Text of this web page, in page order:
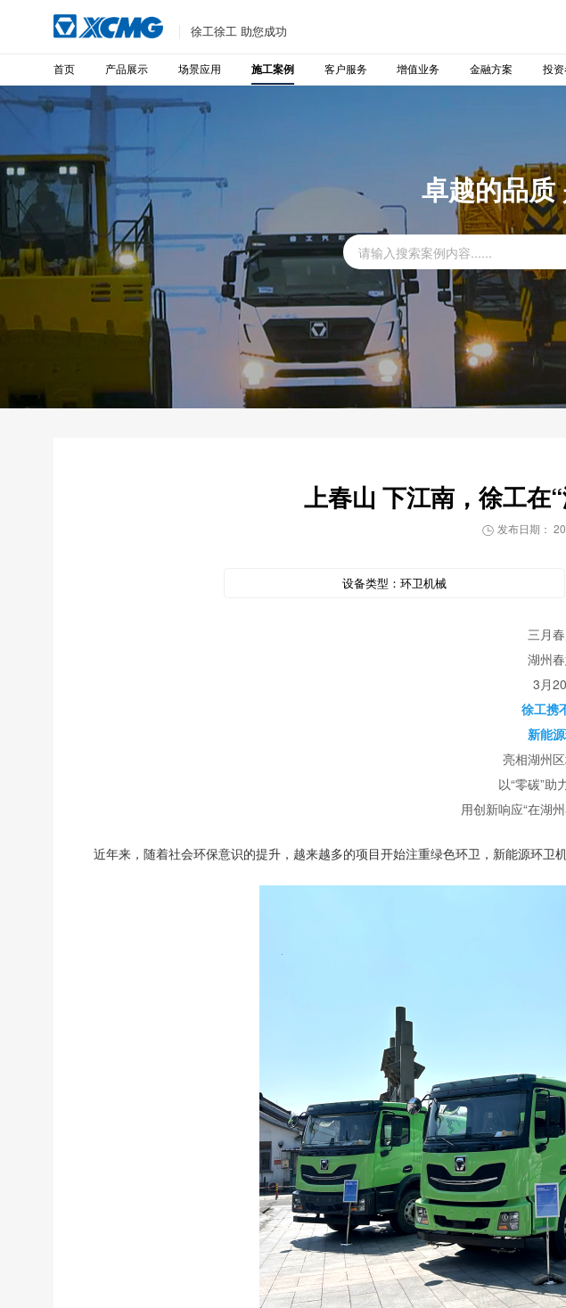
徐工徐工 助您成功
首页 产品展示 场景应用 施工案例 客户服务 增值业务 金融方案 投
卓越的品质
上春山 下江南，徐工在
 发布日期：
设备类型：环卫机械
三月
湖州
3月
徐工携
新能
亮相湖州
以“零碳”助
用创新响应“在湖
近年来，随着社会环保意识的提升，越来越多的项目开始注重绿色环卫 ，新能源环卫